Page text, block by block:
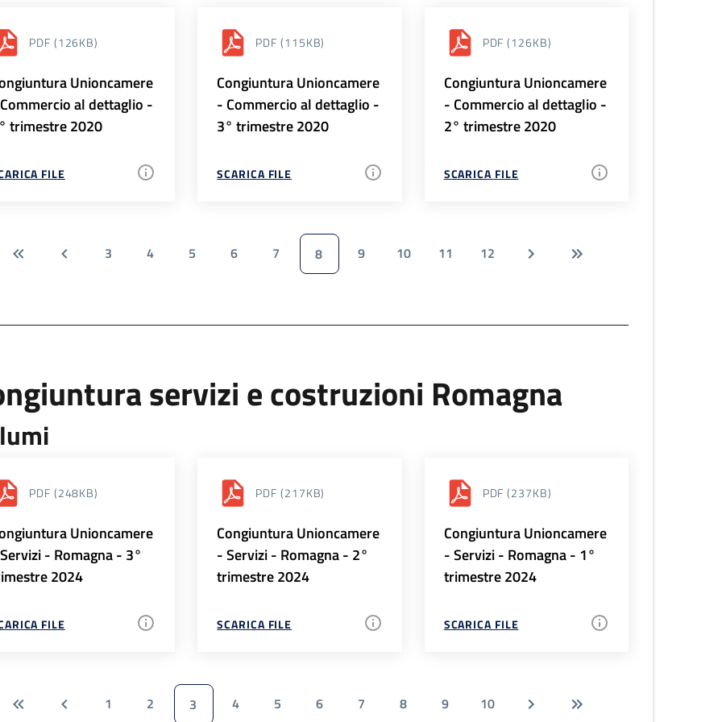
PDF (126KB)
Unioncamere
al dettaglio -
trimestre 2020
FILE
PDF (115KB)
Congiuntura Unioncamere
- Commercio al dettaglio -
3° trimestre 2020
SCARICA FILE
PDF (126KB)
Congiuntura Unioncamere
- Commercio al dettaglio -
2° trimestre 2020
SCARICA FILE
3 4 5 6 7 8 9 10 11 12
servizi e costruzioni Romagna
PDF (248KB)
Unioncamere
- Romagna - 3°
2024
FILE
PDF (217KB)
Congiuntura Unioncamere
- Servizi - Romagna - 2°
trimestre 2024
SCARICA FILE
PDF (237KB)
Congiuntura Unioncamere
- Servizi - Romagna - 1°
trimestre 2024
SCARICA FILE
1 2 3 4 5 6 7 8 9 10